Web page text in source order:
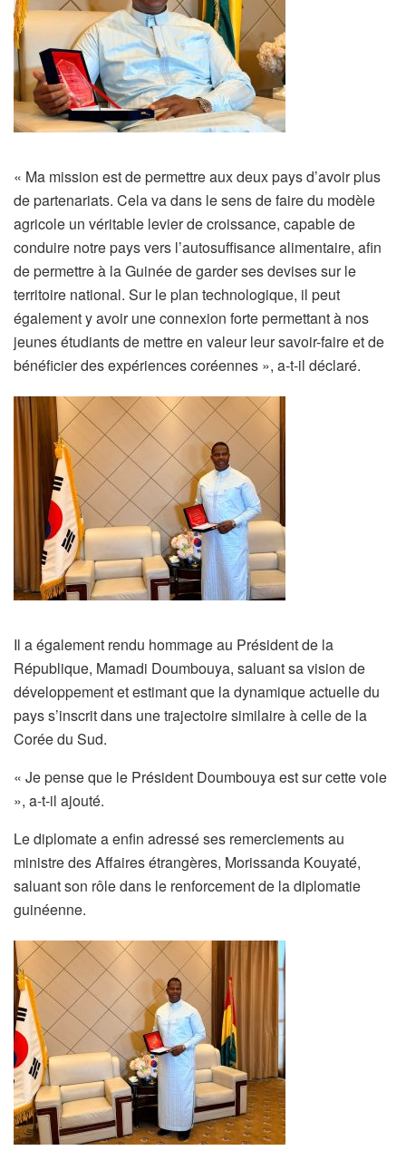
« Ma mission est de permettre aux deux pays d’avoir plus
de partenariats. Cela va dans le sens de faire du modèle
agricole un véritable levier de croissance, capable de
conduire notre pays vers l’autosuffisance alimentaire, afin
de permettre à la Guinée de garder ses devises sur le
territoire national. Sur le plan technologique, il peut
également y avoir une connexion forte permettant à nos
jeunes étudiants de mettre en valeur leur savoir-faire et de
bénéficier des expériences coréennes », a-t-il déclaré.
Il a également rendu hommage au Président de la
République, Mamadi Doumbouya, saluant sa vision de
développement et estimant que la dynamique actuelle du
pays s’inscrit dans une trajectoire similaire à celle de la
Corée du Sud.
« Je pense que le Président Doumbouya est sur cette voie
», a-t-il ajouté.
Le diplomate a enfin adressé ses remerciements au
ministre des Affaires étrangères, Morissanda Kouyaté,
saluant son rôle dans le renforcement de la diplomatie
guinéenne.